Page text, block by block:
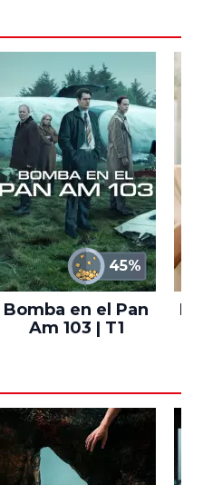
45%
Bomba en el Pan
Am 103 | T1
El